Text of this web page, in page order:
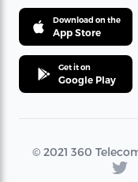
Download on the
App Store
Get it on
Google Play
© 2021 360